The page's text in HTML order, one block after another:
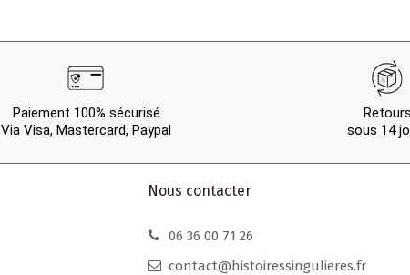
Paiement 100% sécurisé
Via Visa, Mastercard, Paypal
Retours
sous 14
Nous contacter
06 36 00 71 26
contact@histoiressingulieres.fr